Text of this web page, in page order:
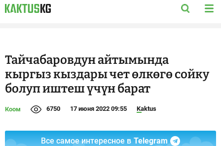
Тайчабаровдун айтымында
кыргыз кыздары чет өлкөгө сойку
болуп иштеш үчүн барат
Коом 6750 17 июня 2022 09:55 Kaktus
Все самое интересное в Telegram